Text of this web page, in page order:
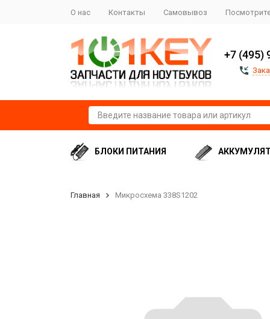
О нас Контакты Самовывоз
+7 (495)
БЛОКИ ПИТАНИЯ
Главная Микросхема 338S1202